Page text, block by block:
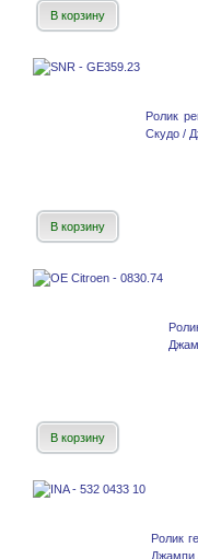
В корзину
Ролик
Скудо /
В корзину
В корзину
Ролик
Джампи